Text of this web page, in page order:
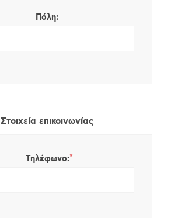
Πόλη:
Στοιχεία επικοινωνίας
Τηλέφωνο:*